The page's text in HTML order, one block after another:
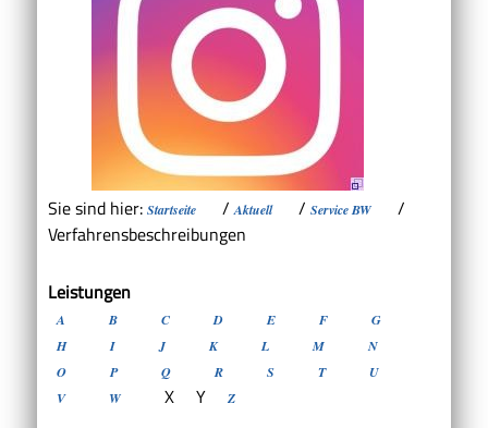
Sie sind hier: Startseite /Aktuell / Service BW
/
Verfahrensbeschreibungen
Leistungen
A B C D E F
G
H
I J K L M
N
O
P Q R S T
U
V
W X Y Z